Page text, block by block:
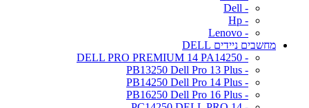
- Dell
- Hp
- Lenovo
מחשבים ניידים DELL
- DELL PRO PREMIUM 14 PA14250
- PB13250 Dell Pro 13 Plus
- PB14250 Dell Pro 14 Plus
- PB16250 Dell Pro 16 Plus